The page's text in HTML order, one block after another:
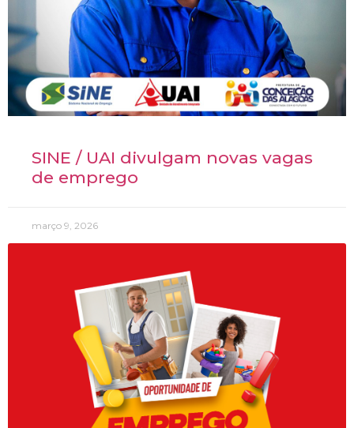
SINE / UAI divulgam novas vagas
de emprego
março 9, 2026